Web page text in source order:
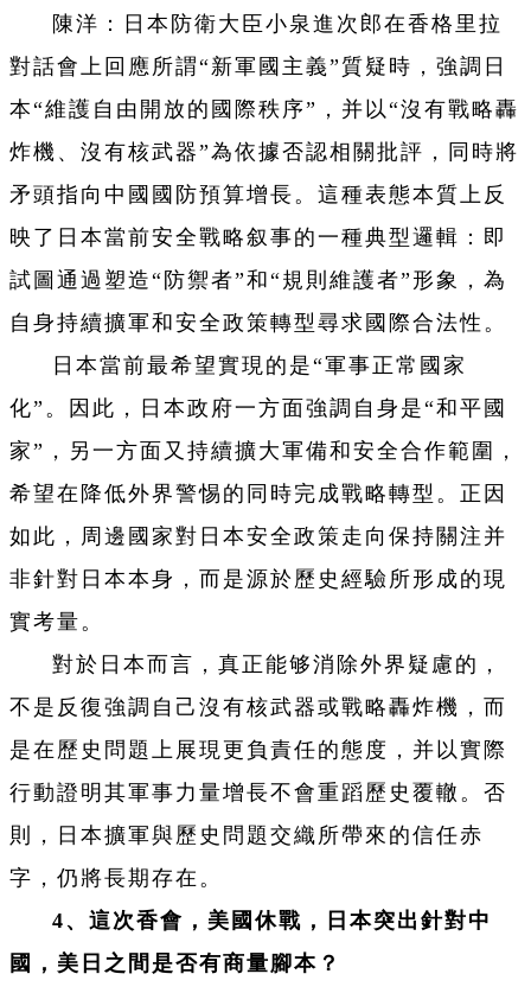
陳洋：日本防衛大臣小泉進次郎在香格里拉
對話會上回應所謂“新軍國主義”質疑時，強調日
本“維護自由開放的國際秩序”，并以“沒有戰略轟
炸機、沒有核武器”為依據否認相關批評，同時將
矛頭指向中國國防預算增長。這種表態本質上反
映了日本當前安全戰略叙事的一種典型邏輯：即
試圖通過塑造“防禦者”和“規則維護者”形象，為
自身持續擴軍和安全政策轉型尋求國際合法性。
日本當前最希望實現的是“軍事正常國家
化”。因此，日本政府一方面強調自身是“和平國
家”，另一方面又持續擴大軍備和安全合作範圍，
希望在降低外界警惕的同時完成戰略轉型。正因
如此，周邊國家對日本安全政策走向保持關注并
非針對日本本身，而是源於歷史經驗所形成的現
實考量。
對於日本而言，真正能够消除外界疑慮的，
不是反復強調自己沒有核武器或戰略轟炸機，而
是在歷史問題上展現更負責任的態度，并以實際
行動證明其軍事力量增長不會重蹈歷史覆轍。否
則，日本擴軍與歷史問題交織所帶來的信任赤
字，仍將長期存在。
4、這次香會，美國休戰，日本突出針對中
國，美日之間是否有商量腳本？